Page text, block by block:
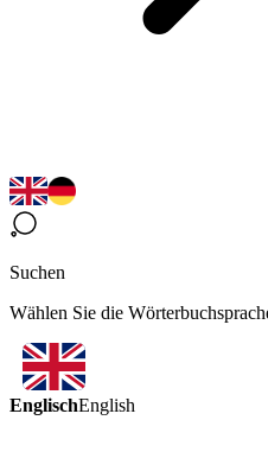
Suchen
Wählen Sie die
EnglischEnglish